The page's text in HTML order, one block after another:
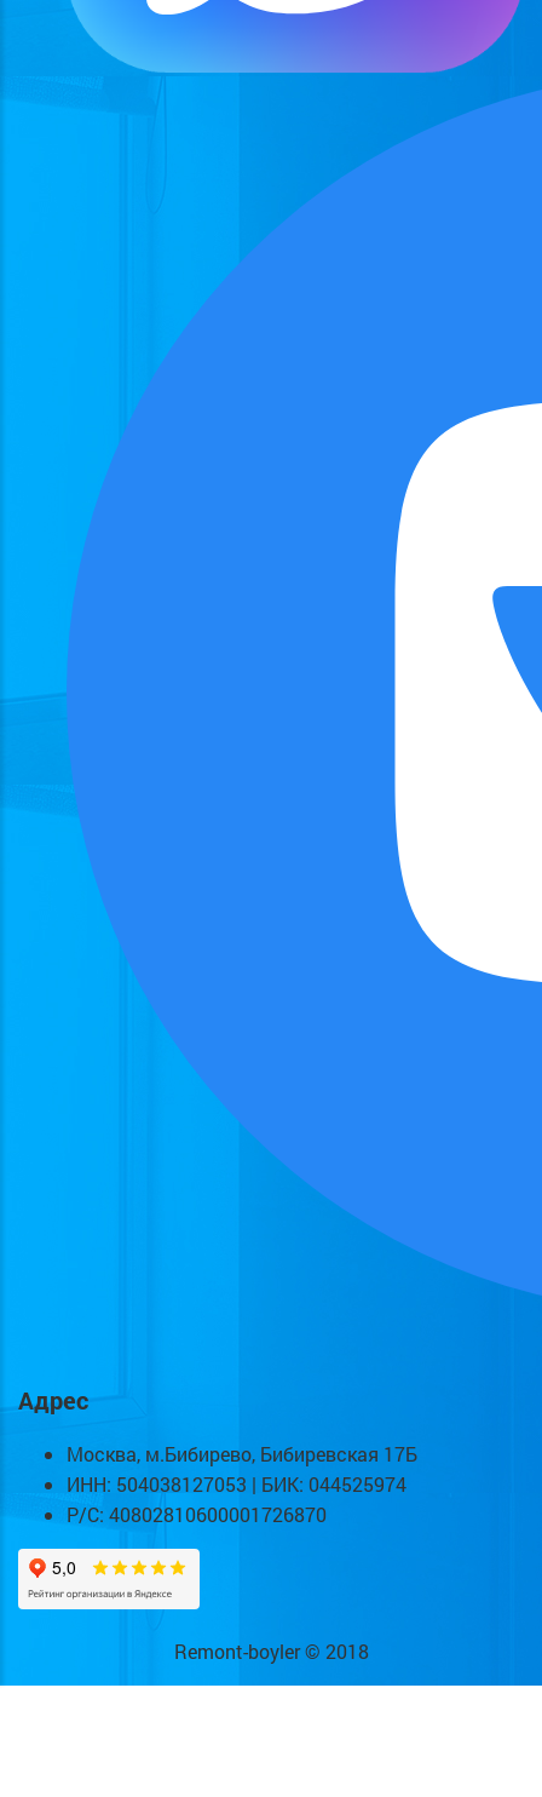
Адрес
Москва, м.Бибирево, Бибиревская 17Б
ИНН: 504038127053 | БИК: 044525974
Р/С: 40802810600001726870
Remont-boyler © 2018